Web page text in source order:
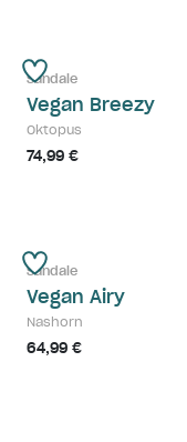
Sandale
Vegan Breezy
Oktopus
74,99 €
Sandale
Vegan Airy
Nashorn
64,99 €